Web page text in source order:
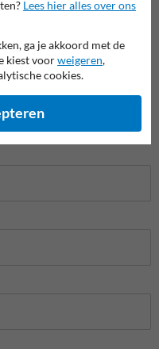
Lees hier alles over ons
ga je akkoord met de
kiest voorweigeren,
cookies.